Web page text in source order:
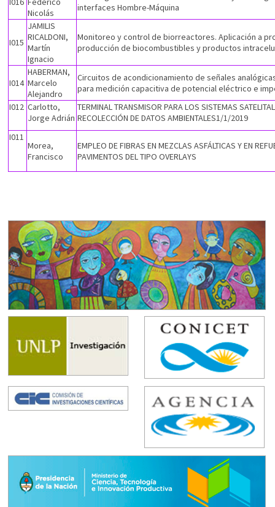
Nicolás
interfaces Hombre-Máquina
I015
JAMILIS
RICALDONI,
Martín
Ignacio
Monitoreo y control de biorreactores. Aplicación a
producción de biocombustibles y productos
I014
HABERMAN,
Marcelo
Alejandro
Circuitos de acondicionamiento de señales
para medición capacitiva de potencial eléctrico e
I012 Carlotto,
Jorge Adrián
TERMINAL TRANSMISOR PARA LOS SISTEMAS
RECOLECCIÓN DE DATOS AMBIENTALES1/1/2019
I011
Morea,
Francisco
EMPLEO DE FIBRAS EN MEZCLAS ASFÁLTICAS Y EN
PAVIMENTOS DEL TIPO OVERLAYS